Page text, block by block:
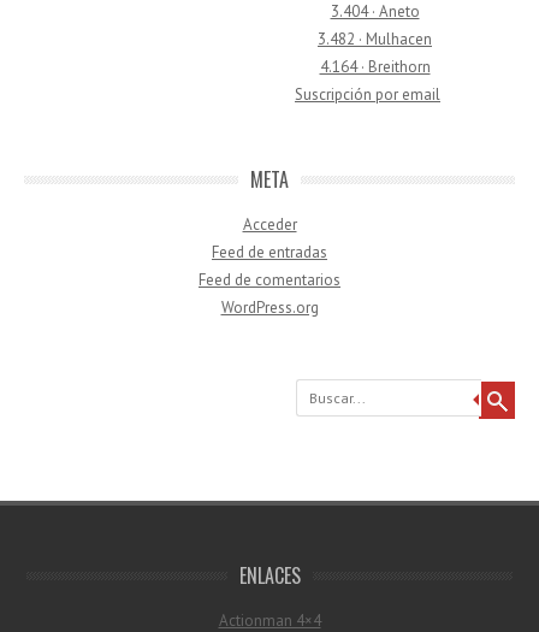
3.404 · Aneto
3.482 · Mulhacen
4.164 · Breithorn
Suscripción por email
META
Acceder
Feed de entradas
Feed de comentarios
WordPress.org
Buscar
ENLACES
Actionman 4×4